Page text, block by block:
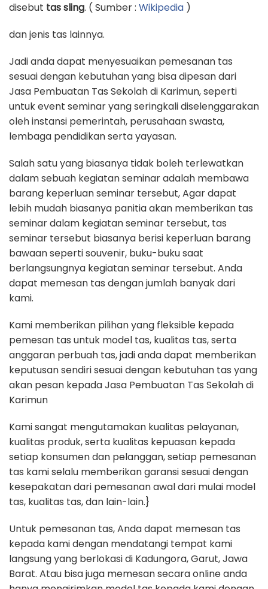
disebut tas sling. ( Sumber : Wikipedia )
dan jenis tas lainnya.
Jadi anda dapat menyesuaikan pemesanan tas
sesuai dengan kebutuhan yang bisa dipesan dari
Jasa Pembuatan Tas Sekolah di Karimun, seperti
untuk event seminar yang seringkali diselenggarakan
oleh instansi pemerintah, perusahaan swasta,
lembaga pendidikan serta yayasan.
Salah satu yang biasanya tidak boleh terlewatkan
dalam sebuah kegiatan seminar adalah membawa
barang keperluan seminar tersebut, Agar dapat
lebih mudah biasanya panitia akan memberikan tas
seminar dalam kegiatan seminar tersebut, tas
seminar tersebut biasanya berisi keperluan barang
bawaan seperti souvenir, buku-buku saat
berlangsungnya kegiatan seminar tersebut. Anda
dapat memesan tas dengan jumlah banyak dari
kami.
Kami memberikan pilihan yang fleksible kepada
pemesan tas untuk model tas, kualitas tas, serta
anggaran perbuah tas, jadi anda dapat memberikan
keputusan sendiri sesuai dengan kebutuhan tas yang
akan pesan kepada Jasa Pembuatan Tas Sekolah di
Karimun
Kami sangat mengutamakan kualitas pelayanan,
kualitas produk, serta kualitas kepuasan kepada
setiap konsumen dan pelanggan, setiap pemesanan
tas kami selalu memberikan garansi sesuai dengan
kesepakatan dari pemesanan awal dari mulai model
tas, kualitas tas, dan lain-lain.}
Untuk pemesanan tas, Anda dapat memesan tas
kepada kami dengan mendatangi tempat kami
langsung yang berlokasi di Kadungora, Garut, Jawa
Barat. Atau bisa juga memesan secara online anda